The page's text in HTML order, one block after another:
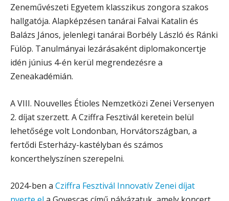
Zeneművészeti Egyetem klasszikus zongora szakos
hallgatója. Alapképzésen tanárai Falvai Katalin és
Balázs János, jelenlegi tanárai Borbély László és Ránki
Fülöp. Tanulmányai lezárásaként diplomakoncertje
idén június 4-én kerül megrendezésre a
Zeneakadémián.
A VIII. Nouvelles Étioles Nemzetközi Zenei Versenyen
2. díjat szerzett. A Cziffra Fesztivál keretein belül
lehetősége volt Londonban, Horvátországban, a
fertődi Esterházy-kastélyban és számos
koncerthelyszínen szerepelni.
2024-ben a Cziffra Fesztivál Innovatív Zenei díjat